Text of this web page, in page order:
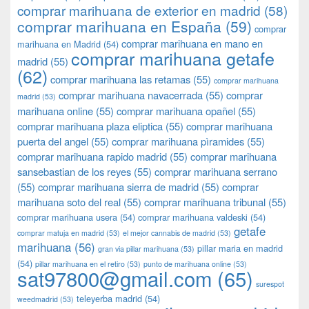
comprar marihuana de exterior en madrid (58)
comprar marihuana en España (59) comprar
marihuana en Madrid (54) comprar marihuana en mano en
madrid (55) comprar marihuana getafe
(62) comprar marihuana las retamas (55) comprar marihuana
madrid (53) comprar marihuana navacerrada (55) comprar
marihuana online (55) comprar marihuana opañel (55)
comprar marihuana plaza eliptica (55) comprar marihuana
puerta del angel (55) comprar marihuana pìramides (55)
comprar marihuana rapido madrid (55) comprar marihuana
sansebastian de los reyes (55) comprar marihuana serrano
(55) comprar marihuana sierra de madrid (55) comprar
marihuana soto del real (55) comprar marihuana tribunal (55)
comprar marihuana usera (54) comprar marihuana valdeski (54)
comprar matuja en madrid (53) el mejor cannabis de madrid (53) getafe
marihuana (56) gran via pillar marihuana (53) pillar maria en madrid
(54) pillar marihuana en el retiro (53) punto de marihuana online (53)
sat97800@gmail.com (65) surespot
weedmadrid (53) teleyerba madrid (54)